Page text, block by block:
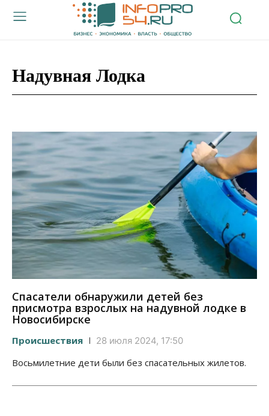
Надувная Лодка
Спасатели обнаружили детей без
присмотра взрослых на надувной лодке в
Новосибирске
Происшествия 28 июля 2024, 17:50
Восьмилетние дети были без спасательных жилетов.